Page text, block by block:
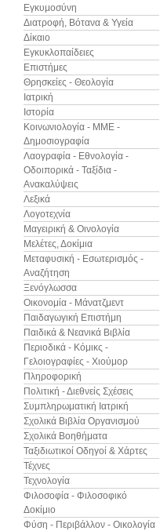
Εγκυμοσύνη
Διατροφή, Βότανα & Υγεία
Δίκαιο
Εγκυκλοπαίδειες
Επιστήμες
Θρησκείες - Θεολογία
Ιατρική
Ιστορία
Κοινωνιολογία - ΜΜΕ -
Δημοσιογραφία
Λαογραφία - Εθνολογία -
Οδοιπορικά - Ταξίδια -
Ανακαλύψεις
Λεξικά
Λογοτεχνία
Μαγειρική & Οινολογία
Μελέτες, Δοκίμια
Μεταφυσική - Εσωτερισμός -
Αναζήτηση
Ξενόγλωσσα
Οικονομία - Μάνατζμεντ
Παιδαγωγική Επιστήμη
Παιδικά & Νεανικά Βιβλία
Περιοδικά - Κόμικς -
Γελοιογραφίες - Χιούμορ
Πληροφορική
Πολιτική - Διεθνείς Σχέσεις
Συμπληρωματική Ιατρική
Σχολικά Βιβλία Οργανισμού
Σχολικά Βοηθήματα
Ταξιδιωτικοί Οδηγοί & Χάρτες
Τέχνες
Τεχνολογία
Φιλοσοφία - Φιλοσοφικό
Δοκίμιο
Φύση - Περιβάλλον - Οικολογία